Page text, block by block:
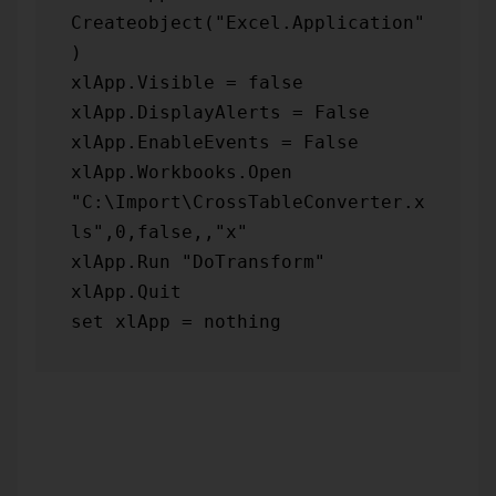
Createobject("Excel.Application"
)
xlApp.Visible = false
xlApp.DisplayAlerts = False
xlApp.EnableEvents = False
xlApp.Workbooks.Open
"C:\Import\CrossTableConverter.x
ls",0,false,,"x"
xlApp.Run "DoTransform"
xlApp.Quit
set xlApp = nothing